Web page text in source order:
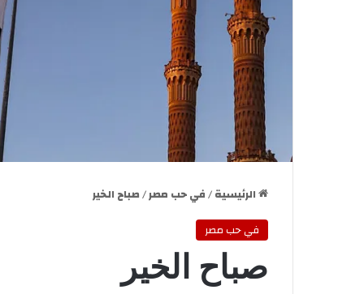
الرئيسية/في حب مصر/صباح الخير
في حب مصر
صباح الخير